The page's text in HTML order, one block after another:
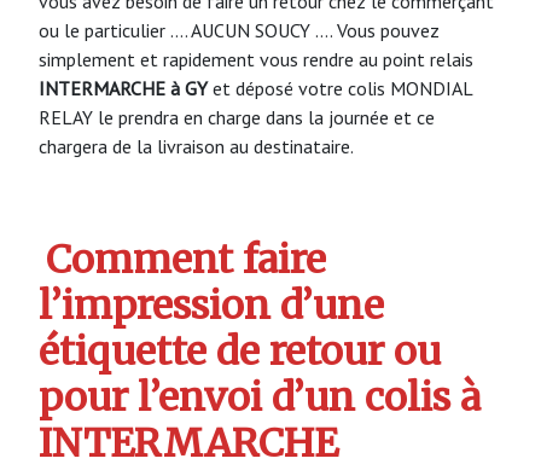
ou le particulier …. AUCUN SOUCY …. Vous pouvez
simplement et rapidement vous rendre au point relais
INTERMARCHE à GYet déposé votre colis MONDIAL
RELAY le prendra en charge dans la journée et ce
chargera de la livraison au destinataire.
Comment faire
l’impression d’une
étiquette de retour ou
pour l’envoi d’un colis à
INTERMARCHE